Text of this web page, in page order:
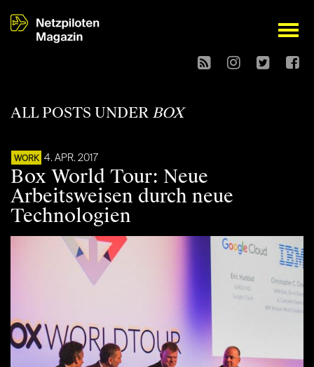
open
ALL POSTS UNDER BOX
WORK 4. APR. 2017
Box World Tour: Neue
Arbeitsweisen durch neue
Technologien